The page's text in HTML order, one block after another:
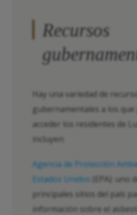
Recursos
Hay una variedad de
gubernamentales a los que
acceder los residentes de
incluyen:
Agencia de Protección
Estados Unidos (EPA): uno
principales sitios del país
información sobre el